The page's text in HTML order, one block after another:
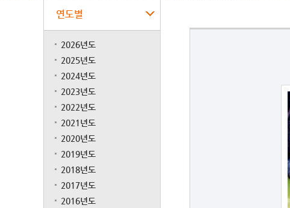
연도별
2026년도
2025년도
2024년도
2023년도
2022년도
2021년도
2020년도
2019년도
2018년도
2017년도
2016년도